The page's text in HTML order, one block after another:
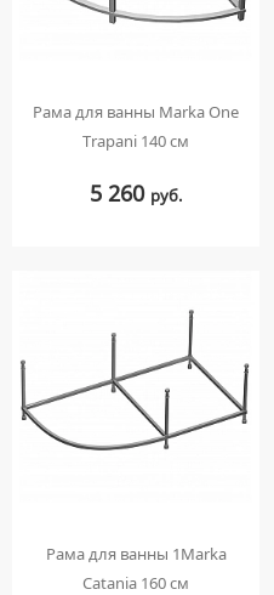
Рама для ванны Marka One
Trapani 140 см
5 260 руб.
Рама для ванны 1Marka
Catania 160 см